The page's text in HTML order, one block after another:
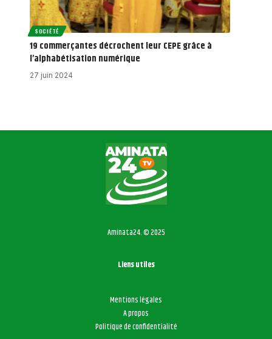
SOCIÉTÉ
19 commerçantes décrochent leur CEPE grâce à
l’alphabétisation numérique
27 juin 2024
Aminata24. © 2025
Liens utiles
Mentions légales
A propos
Politique de confidentialité